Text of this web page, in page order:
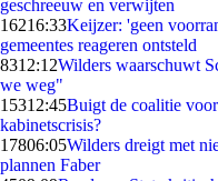
geschreeuw en verwijten
16216:33Keijzer: 'geen
gemeentes reageren ontsteld
8312:12Wilders waarschuwt
we weg"
15312:45Buigt de coalitie
kabinetscrisis?
17806:05Wilders dreigt met
plannen Faber